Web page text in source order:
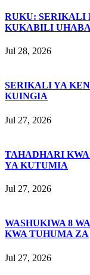
RUKU: SERIKALI
KUKABILI UHABA
Jul 28, 2026
SERIKALI YA
KUINGIA
Jul 27, 2026
TAHADHARI
YA KUTUMIA
Jul 27, 2026
WASHUKIWA 8
KWA TUHUMA ZA
Jul 27, 2026